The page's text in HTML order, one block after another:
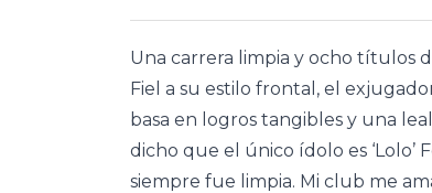
Una carrera limpia y ocho títulos
Fiel a su estilo frontal, el
basa en logros tangibles y una
dicho que el único ídolo es ‘Lolo’
siempre fue limpia. Mi club me